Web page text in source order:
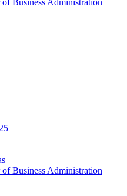
Business Administration
Business Administration